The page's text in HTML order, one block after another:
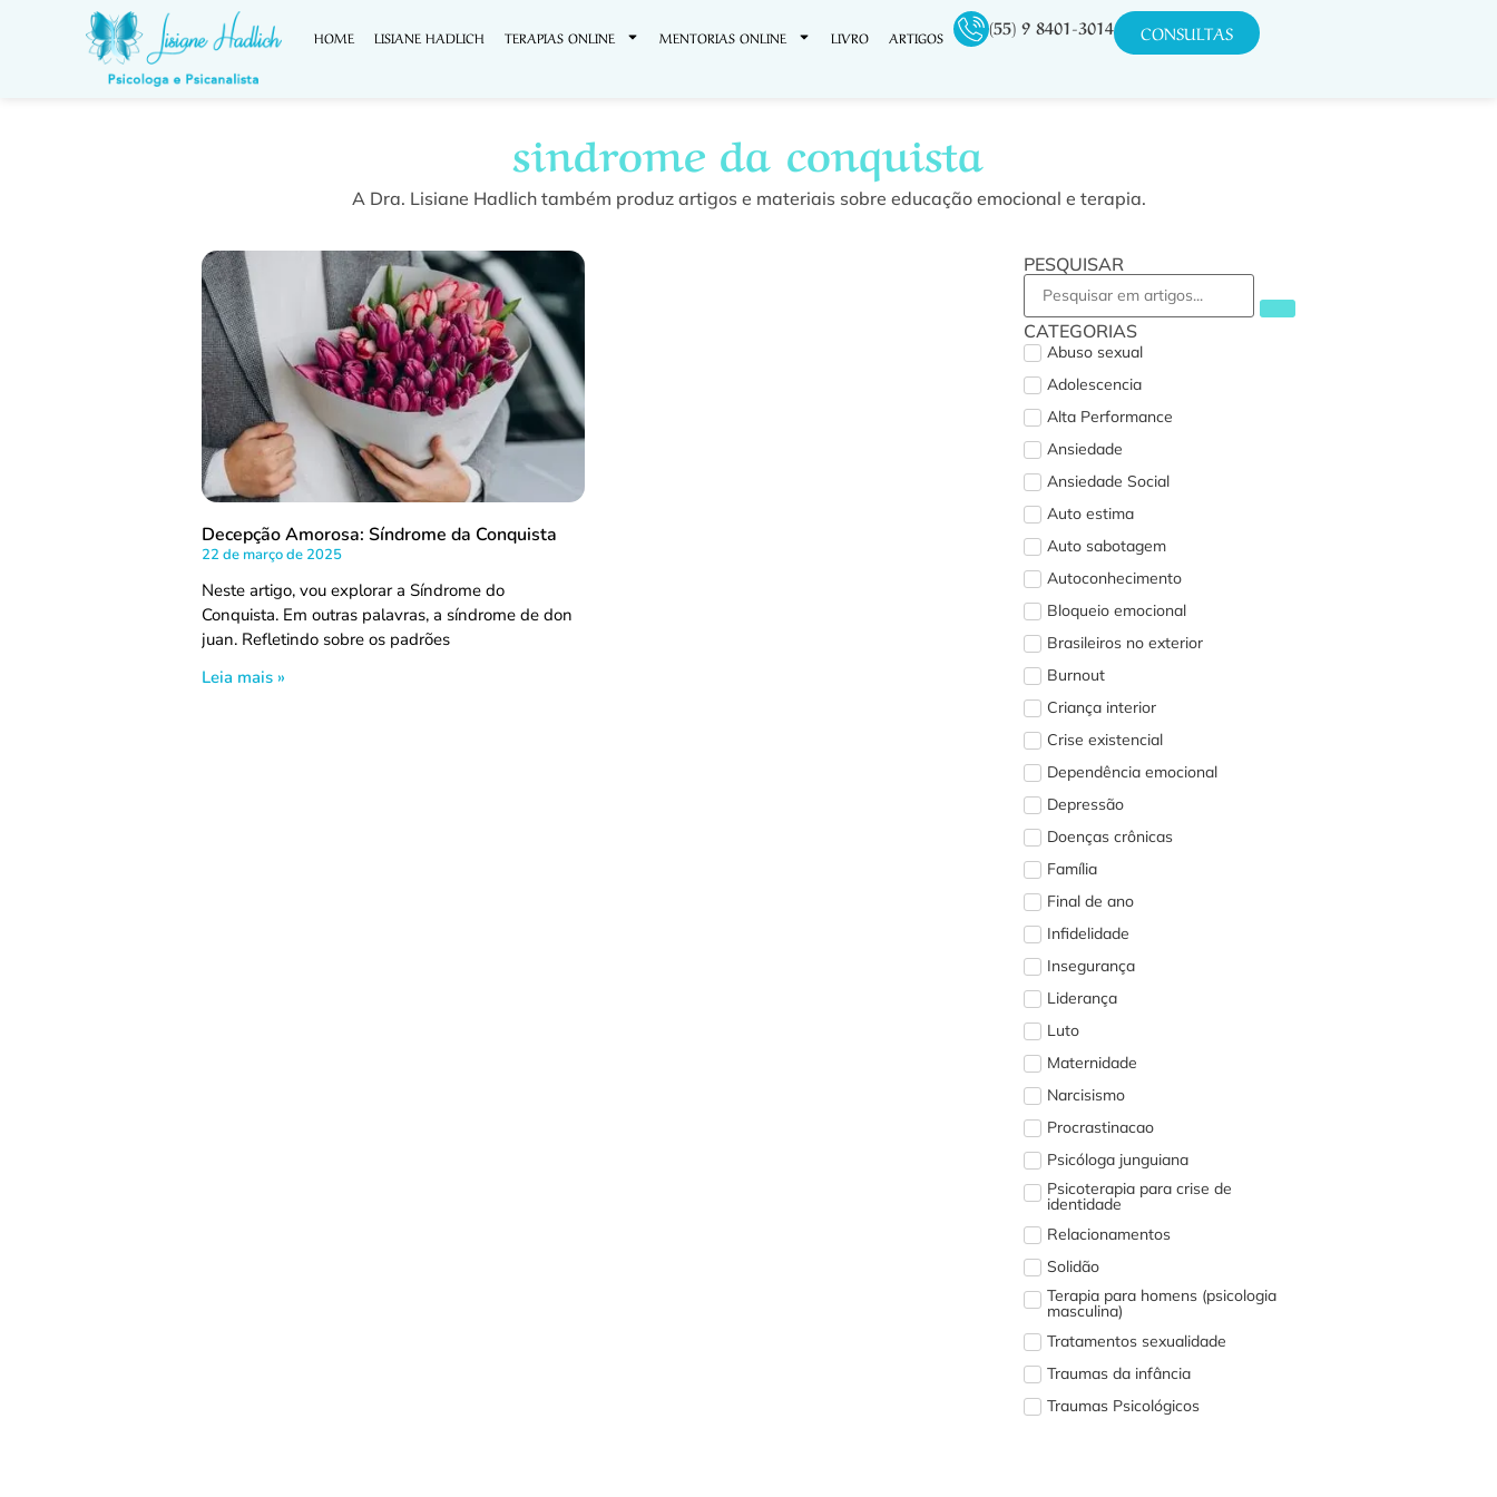
HOME LISIANE HADLICH TERAPIAS ONLINE MENTORIAS ONLINE LIVRO ARTIGOS (55) 9 8401-3014 CONSULTAS
sindrome da conquista
A Dra. Lisiane Hadlich também produz artigos e materiais sobre educação emocional e terapia.
Decepção Amorosa: Síndrome da Conquista
22 de março de 2025
Neste artigo, vou explorar a Síndrome do
Conquista. Em outras palavras, a síndrome de don
juan. Refletindo sobre os padrões
Leia mais »
PESQUISAR
CATEGORIAS
Abuso sexual
Adolescencia
Alta Performance
Ansiedade
Ansiedade Social
Auto estima
Auto sabotagem
Autoconhecimento
Bloqueio emocional
Brasileiros no exterior
Burnout
Criança interior
Crise existencial
Dependência emocional
Depressão
Doenças crônicas
Família
Final de ano
Infidelidade
Insegurança
Liderança
Luto
Maternidade
Narcisismo
Procrastinacao
Psicóloga junguiana
Psicoterapia para crise de
identidade
Relacionamentos
Solidão
Terapia para homens (psicologia
masculina)
Tratamentos sexualidade
Traumas da infância
Traumas Psicológicos